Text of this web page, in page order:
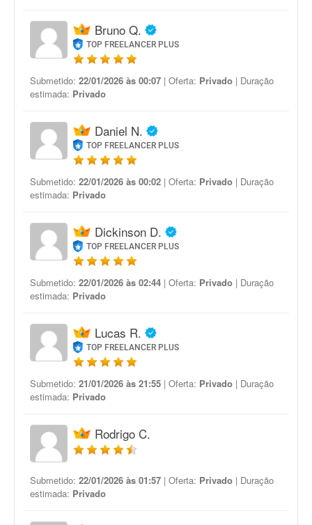
Bruno Q.
TOP FREELANCER PLUS
Submetido: 22/01/2026 às 00:07 | Oferta: Privado | Duração
estimada: Privado
Daniel N.
TOP FREELANCER PLUS
Submetido: 22/01/2026 às 00:02 | Oferta: Privado | Duração
estimada: Privado
Dickinson D.
TOP FREELANCER PLUS
Submetido: 22/01/2026 às 02:44 | Oferta: Privado | Duração
estimada: Privado
Lucas R.
TOP FREELANCER PLUS
Submetido: 21/01/2026 às 21:55 | Oferta: Privado | Duração
estimada: Privado
Rodrigo C.
Submetido: 22/01/2026 às 01:57 | Oferta: Privado | Duração
estimada: Privado